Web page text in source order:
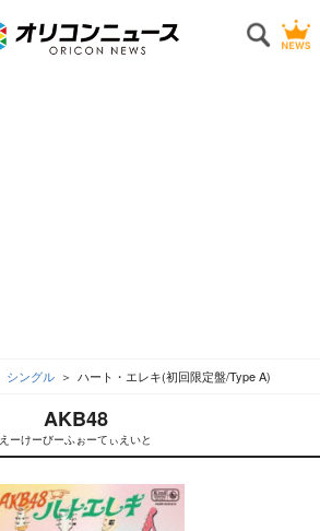
シングル ハート・エレキ(初回限定盤/Type A)
AKB48
えーけーびーふぉーてぃえいと